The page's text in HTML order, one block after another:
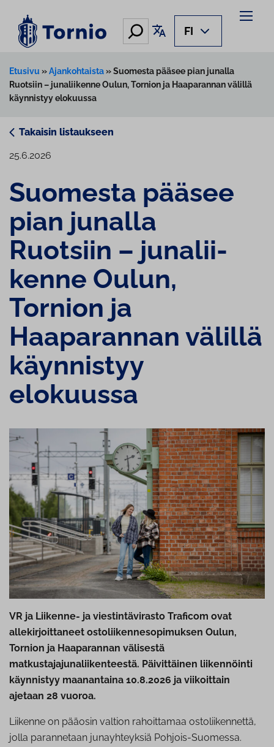
sisältöön
Hae Käännä sivu
FI
Etusivu »Ajankohtaista»Suomesta pääsee pian junalla
Ruotsiin – junaliikenne Oulun, Tornion ja Haaparannan välillä
käynnistyy elokuussa
Takaisin listaukseen
25.6.2026
Suomesta pääsee
pian junalla
Ruotsiin – ju­na­lii­
ken­ne Oulun,
Tornion ja
Haaparannan välillä
käynnistyy
elokuussa
VR ja Liikenne- ja viestintävirasto Traficom ovat
allekirjoittaneet ostoliikennesopimuksen Oulun,
Tornion ja Haaparannan välisestä
matkustajajunaliikenteestä. Päivittäinen liikennöinti
käynnistyy maanantaina 10.8.2026 ja viikoittain
ajetaan 28 vuoroa.
Liikenne on pääosin valtion rahoittamaa ostoliikennettä,
jolla parannetaan junayhteyksiä Pohjois-Suomessa.